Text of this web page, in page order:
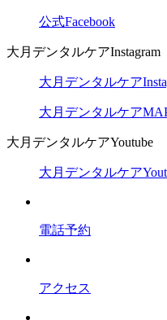
公式Facebook
大月デンタルケアInstagram
大月デンタルケア
大月デンタルケア
大月デンタルケアYoutube
大月デンタルケア
電話予約
アクセス